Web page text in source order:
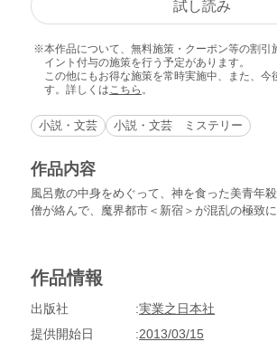
試し読み
本作品について、無料施策・クーポン等の割引
イント付与の施策を行う予定があります。
この他にもお得な施策を常時実施中、また、今
す。詳しくはこちら 。
小説・文芸 小説・文芸 ミステリー
作品内容
風呂敷の中身をめぐって、神を食った美青年
僧が絡んで、魔界都市＜新宿＞が混乱の極致
作品情報
出版社
実業之日本社
提供開始日
2013/03/15